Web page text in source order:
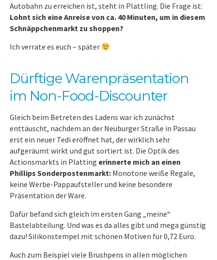
Autobahn zu erreichen ist, steht in Plattling. Die Frage ist:
Lohnt sich eine Anreise von ca. 40 Minuten, um in diesem
Schnäppchenmarkt zu shoppen?
Ich verrate es euch – später
Dürftige Warenpräsentation
im Non-Food-Discounter
Gleich beim Betreten des Ladens war ich zunächst
enttäuscht, nachdem an der Neuburger Straße in Passau
erst ein neuer Tedi eröffnet hat, der wirklich sehr
aufgeräumt wirkt und gut sortiert ist. Die Optik des
Actionsmarkts in Platting erinnerte mich an einen
Phillips Sonderpostenmarkt: Monotone weiße Regale,
keine Werbe-Pappaufsteller und keine besondere
Präsentation der Ware.
Dafür befand sich gleich im ersten Gang „meine“
Bastelabteilung. Und was es da alles gibt und mega günstig
dazu! Silikonstempel mit schönen Motiven für 0,72 Euro.
Auch zum Beispiel viele Brushpens in allen möglichen